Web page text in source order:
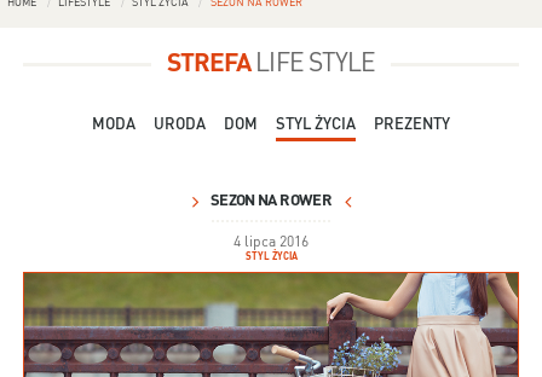
HOME LIFESTYLE STYL ŻYCIA SEZON NA ROWER
STREFALIFE STYLE
MODA URODA DOM STYL ŻYCIA PREZENTY
SEZON NA ROWER
4 lipca 2016
STYL ŻYCIA